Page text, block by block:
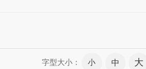
字型大小： 小 中 大